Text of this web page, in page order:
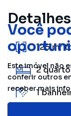
Você
Este imóvel não
conferir outros
receber mais
125 m²
2
1